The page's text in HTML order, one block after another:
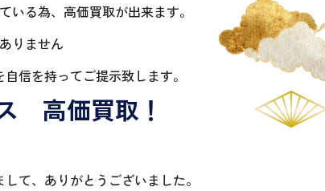
いる為、高価買取が出来ます。
りません
信を持ってご提示致します。
高価買取！
て、ありがとうございました。